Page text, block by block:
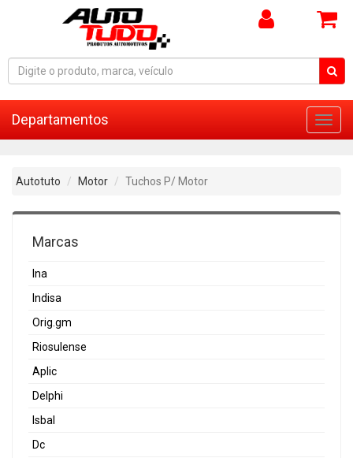
Departamentos
Autotuto Motor Tuchos P/ Motor
Marcas
Ina
Indisa
Orig.gm
Riosulense
Aplic
Delphi
Isbal
Dc